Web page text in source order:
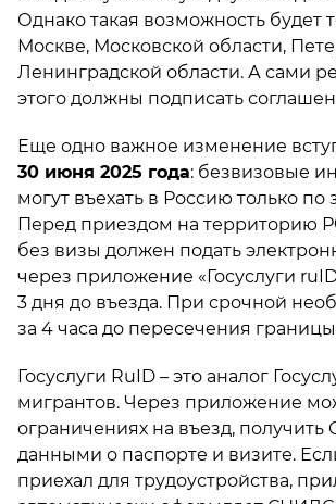
Однако такая возможность будет
Москве, Московской области,
Ленинградской области. А сами
этого должны подписать
Еще одно важное изменение
30 июня 2025 года: безвизовые
могут въехать в Россию только по
Перед приездом на территорию
без визы должен подать
через приложение «Госуслуги
3 дня до въезда. При срочной
за 4 часа до пересечения
Госуслуги RuID – это аналог
мигрантов. Через приложение
ограничениях на въезд, получить
данными о паспорте и визите.
приехал для трудоустройства,